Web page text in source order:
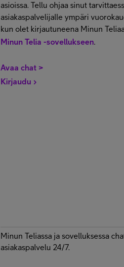
asioissa. Tellu ohjaa sinut
asiakaspalvelijalle ympäri
kun olet kirjautuneena Minun
Minun Telia -sovellukseen.
Avaa chat >
Kirjaudu
Minun Teliassa ja sovelluksessa
asiakaspalvelu 24/7.